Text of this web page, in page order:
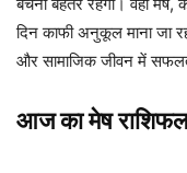
दिन काफी अनुकूल माना जा
और सामाजिक जीवन में
आज का मेष राशिफल